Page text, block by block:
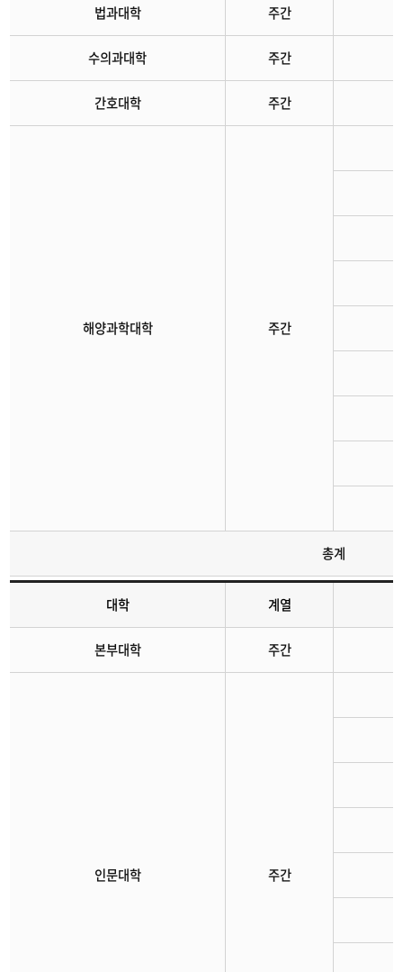
총계
법과대학 주간
수의과대학 주간
간호대학 주간
해양과학대학 주간
대학 계열
본부대학 주간
인문대학 주간